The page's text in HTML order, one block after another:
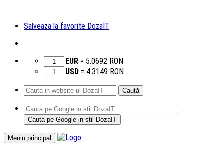
Salveaza la favorite DozaIT
EUR = 5.0692 RON
USD = 4.3149 RON
Caută
după:
Meniu principal
Sari